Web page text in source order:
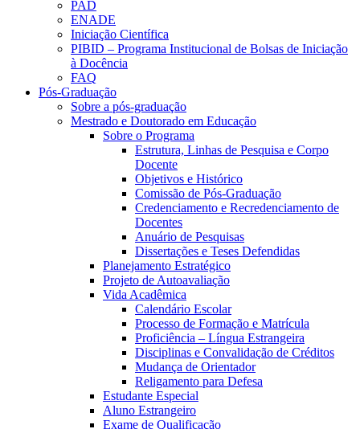
PAD
ENADE
Iniciação Científica
PIBID – Programa Institucional de Bolsas de Iniciação
à Docência
FAQ
Pós-Graduação
Sobre a pós-graduação
Mestrado e Doutorado em Educação
Sobre o Programa
Estrutura, Linhas de Pesquisa e Corpo
Docente
Objetivos e Histórico
Comissão de Pós-Graduação
Credenciamento e Recredenciamento de
Docentes
Anuário de Pesquisas
Dissertações e Teses Defendidas
Planejamento Estratégico
Projeto de Autoavaliação
Vida Acadêmica
Calendário Escolar
Processo de Formação e Matrícula
Proficiência – Língua Estrangeira
Disciplinas e Convalidação de Créditos
Mudança de Orientador
Religamento para Defesa
Estudante Especial
Aluno Estrangeiro
Exame de Qualificação